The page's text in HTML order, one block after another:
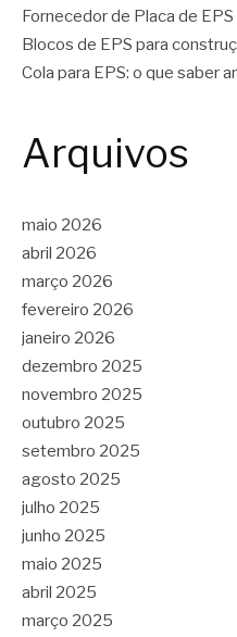
Fornecedor de Placa de
Blocos de EPS para
Cola para EPS: o que saber
Arquivos
maio 2026
abril 2026
março 2026
fevereiro 2026
janeiro 2026
dezembro 2025
novembro 2025
outubro 2025
setembro 2025
agosto 2025
julho 2025
junho 2025
maio 2025
abril 2025
março 2025